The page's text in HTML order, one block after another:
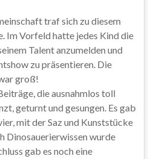
traf sich zu diesem
Im Vorfeld hatte jedes Kind die
Talent anzumelden und
zu präsentieren. Die
groß!
die ausnahmlos toll
geturnt und gesungen. Es gab
mit der Saz und Kunststücke
Dinosauerierwissen wurde
gab es noch eine